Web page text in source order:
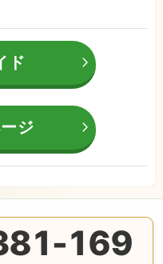
ド
ジ
169
問合せは番号をタップ♪